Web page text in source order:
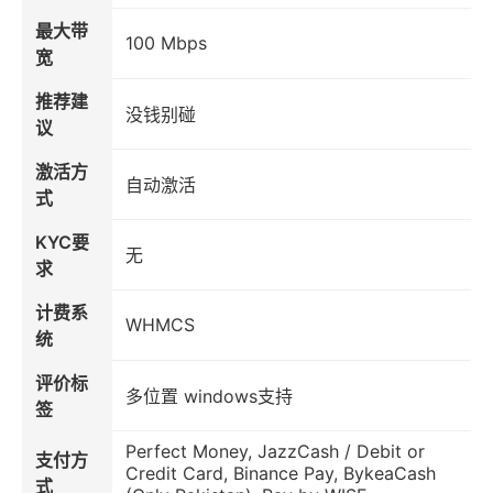
最大带
宽
100 Mbps
推荐建
议
没钱别碰
激活方
式
自动激活
KYC要
求
无
计费系
统
WHMCS
评价标
签
多位置 windows支持
支付方
式
Perfect Money, JazzCash / Debit or
Credit Card, Binance Pay, BykeaCash